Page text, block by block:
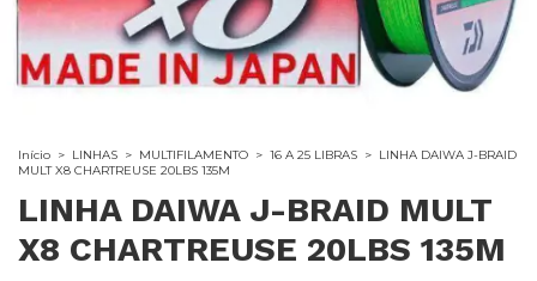
Início > LINHAS > MULTIFILAMENTO > 16 A 25 LIBRAS > LINHA DAIWA J-BRAID
MULT X8 CHARTREUSE 20LBS 135M
LINHA DAIWA J-BRAID MULT
X8 CHARTREUSE 20LBS 135M